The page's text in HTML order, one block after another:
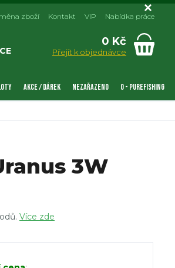
0 Kč
Přejít k objednávce
zboží Kontakt VIP Nabídka práce
AKCE / DÁREK NEZAŘAZENO 0 - PUREFISHING
3W
Více zde